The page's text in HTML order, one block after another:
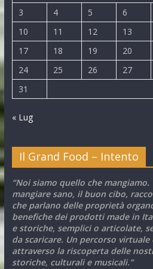
3 4 5 6
10
11 12 13
17
18 19 20
24
25 26 27
31
« Lug
Il Grand Food – Intento
“Noi siamo quello che
mangiare sano, il buon cibo,
che parlano delle proprietà
benefiche dei prodotti made in
e storiche, semplici o articolate,
da scaricare. Un percorso
attraverso la riscoperta delle
storiche, culturali e musicali.”